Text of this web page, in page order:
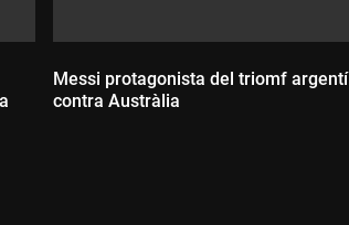
Messi protagonista del triomf argentí
contra Austràlia